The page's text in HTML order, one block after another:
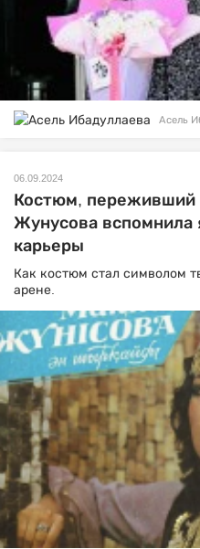
Асель
06.09.2024
Костюм, переживший
Жунусова вспомнила
карьеры
Как костюм стал символом
арене.